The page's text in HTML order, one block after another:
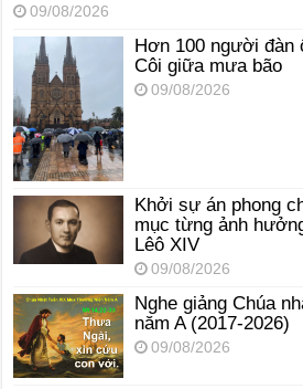
09/08/2026
Hơn 100 người đàn
Côi giữa mưa bão
09/08/2026
Khởi sự án phong
mục từng ảnh
Lêô XIV
09/08/2026
Nghe giảng Chúa
năm A (2017-2026)
09/08/2026